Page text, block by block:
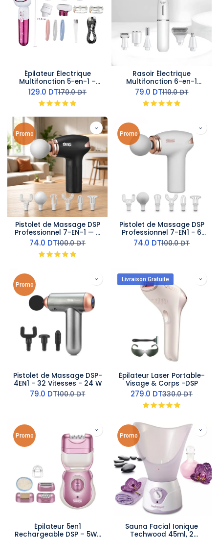
Épilateur Électrique
Multifonction 5-en-1 –
Kemei
129.0 DT170.0DT
Rasoir Électrique
Multifonction 6-en-1
Kemei
79.0 DT110.0DT
Promo
Pistolet de Massage DSP
Professionnel 7-EN-1 — 6
Vitesses Noir
74.0 DT100.0DT
Promo
Pistolet de Massage DSP
Professionnel 7-EN1 - 6
Vitesses Blanc
74.0 DT100.0DT
Promo
Pistolet de Massage DSP-
4EN1 - 32 Vitesses - 24 W
79.0 DT100.0DT
Livraison Gratuite
Épilateur Laser Portable-
Visage & Corps -DSP
279.0 DT330.0DT
Promo
Épilateur 5en1
Rechargeable DSP – 5W-
Promo
Sauna Facial Ionique
Techwood 45ml, 2